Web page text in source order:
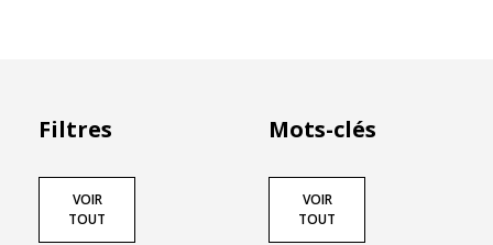
Filtres
VOIR
TOUT
Mots-clés
VOIR
TOUT